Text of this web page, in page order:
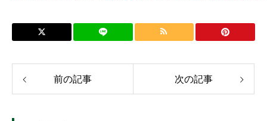
前の記事 次の記事